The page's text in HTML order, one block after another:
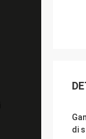
di